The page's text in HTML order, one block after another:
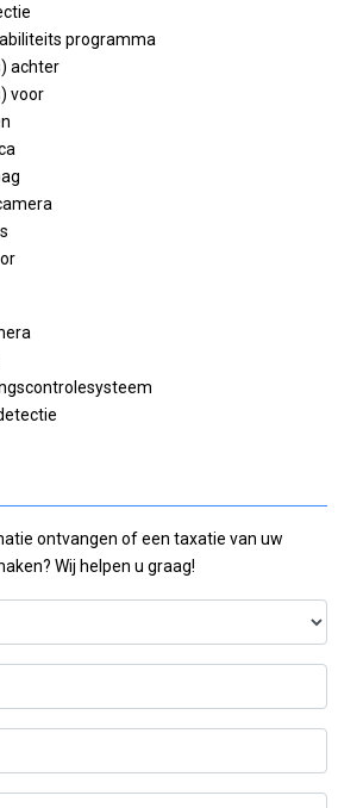
programma
achter
voor
ontvangen of een taxatie van uw
Wij helpen u graag!